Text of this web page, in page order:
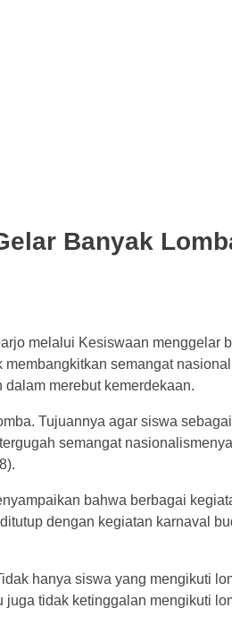
Banyak
melalui Kesiswaan menggelar
semangat
merebut kemerdekaan.
Tujuannya agar siswa
semangat
bahwa berbagai
dengan kegiatan karnaval
hanya siswa yang mengikuti
juga tidak ketinggalan mengikuti